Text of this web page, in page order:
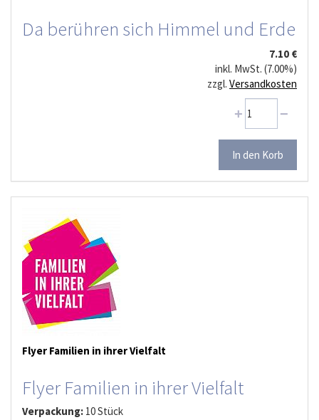
Da berühren sich Himmel und Erde
7.10 €
inkl. MwSt. (7.00%)
zzgl. Versandkosten
Flyer Familien in ihrer Vielfalt
Flyer Familien in ihrer Vielfalt
Verpackung: 10 Stück